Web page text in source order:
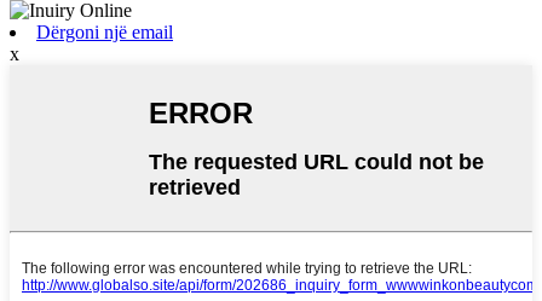
Dërgoni një email
x